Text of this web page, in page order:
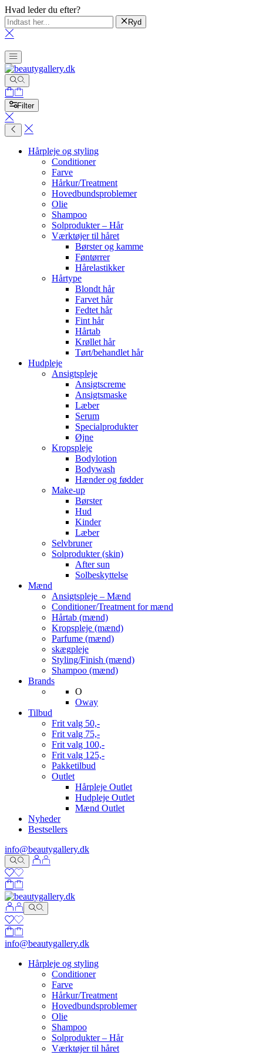
Hvad leder du efter?
Ryd
Filter
Hårpleje og styling
Conditioner
Farve
Hårkur/Treatment
Hovedbundsproblemer
Olie
Shampoo
Solprodukter – Hår
Værktøjer til håret
Børster og kamme
Føntørrer
Hårelastikker
Hårtype
Blondt hår
Farvet hår
Fedtet hår
Fint hår
Hårtab
Krøllet hår
Tørt/behandlet hår
Hudpleje
Ansigtspleje
Ansigtscreme
Ansigtsmaske
Læber
Serum
Specialprodukter
Øjne
Kropspleje
Bodylotion
Bodywash
Hænder og fødder
Make-up
Børster
Hud
Kinder
Læber
Selvbruner
Solprodukter (skin)
After sun
Solbeskyttelse
Mænd
Ansigtspleje – Mænd
Conditioner/Treatment for mænd
Hårtab (mænd)
Kropspleje (mænd)
Parfume (mænd)
skægpleje
Styling/Finish (mænd)
Shampoo (mænd)
Brands
O
Oway
Tilbud
Frit valg 50,-
Frit valg 75,-
Frit valg 100,-
Frit valg 125,-
Pakketilbud
Outlet
Hårpleje Outlet
Hudpleje Outlet
Mænd Outlet
Nyheder
Bestsellers
info@beautygallery.dk
info@beautygallery.dk
Hårpleje og styling
Conditioner
Farve
Hårkur/Treatment
Hovedbundsproblemer
Olie
Shampoo
Solprodukter – Hår
Værktøjer til håret